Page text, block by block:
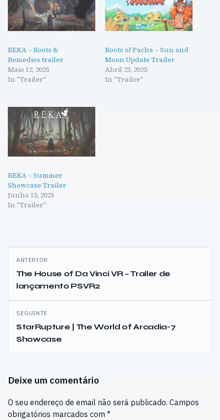
REKA – Roots &
Remedies trailer
Maio 12, 2025
In "Trailer"
Roots of Pacha – Sun and
Moon Update Trailer
Abril 23, 2025
In "Trailer"
REKA – Summer
Showcase Trailer
Junho 15, 2023
In "Trailer"
Navegação
de
artigos
ANTERIOR
The House of Da Vinci VR – Trailer de
lançamento PSVR2
SEGUINTE
StarRupture | The World of Arcadia-7
Showcase
Deixe um comentário
O seu endereço de email não será publicado. Campos
obrigatórios marcados com *